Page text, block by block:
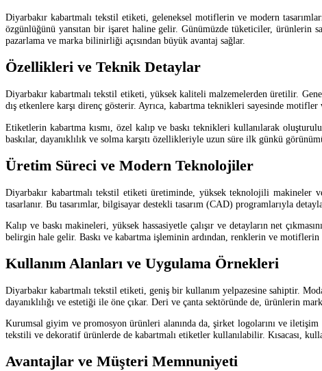
Diyarbakır kabartmalı tekstil etiketi, geleneksel motiflerin ve modern
özgünlüğünü yansıtan bir işaret haline gelir. Günümüzde tüketiciler, ürünlerin
pazarlama ve marka bilinirliği açısından büyük avantaj sağlar.
Özellikleri ve Teknik Detaylar
Diyarbakır kabartmalı tekstil etiketi, yüksek kaliteli malzemelerden üretilir.
dış etkenlere karşı direnç gösterir. Ayrıca, kabartma teknikleri sayesinde
Etiketlerin kabartma kısmı, özel kalıp ve baskı teknikleri kullanılarak
baskılar, dayanıklılık ve solma karşıtı özellikleriyle uzun süre ilk günkü
Üretim Süreci ve Modern Teknolojiler
Diyarbakır kabartmalı tekstil etiketi üretiminde, yüksek teknolojili makineler
tasarlanır. Bu tasarımlar, bilgisayar destekli tasarım (CAD) programlarıyla
Kalıp ve baskı makineleri, yüksek hassasiyetle çalışır ve detayların net
belirgin hale gelir. Baskı ve kabartma işleminin ardından, renklerin ve
Kullanım Alanları ve Uygulama Örnekleri
Diyarbakır kabartmalı tekstil etiketi, geniş bir kullanım yelpazesine sahiptir.
dayanıklılığı ve estetiği ile öne çıkar. Deri ve çanta sektöründe de, ürünlerin
Kurumsal giyim ve promosyon ürünleri alanında da, şirket logolarını ve
tekstili ve dekoratif ürünlerde de kabartmalı etiketler kullanılabilir. Kısacası,
Avantajlar ve Müşteri Memnuniyeti